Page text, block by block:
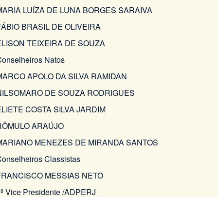
LUÍZA DE LUNA BORGES SARAIVA
BRASIL DE OLIVEIRA
TEIXEIRA DE SOUZA
Natos
APOLO DA SILVA RAMIDAN
DE SOUZA RODRIGUES
COSTA SILVA JARDIM
ARAÚJO
MENEZES DE MIRANDA SANTOS
Classistas
MESSIAS NETO
Vice Presidente /ADPERJ